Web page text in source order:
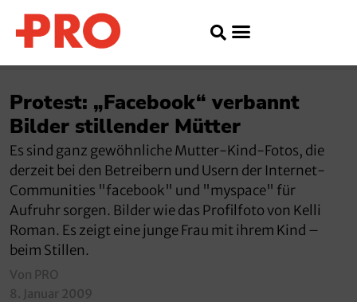
Protest: „Facebook“ verbannt
Bilder stillender Mütter
Es sind ganz gewöhnliche Mutter-Kind-Fotos, die
derzeit bei den Betreibern und Usern der Internet-
Communities "facebook" und "myspace" für
Aufruhr sorgen. Bilder wie das Profilfoto von Kelli
Roman. Es zeigt eine junge Frau mit ihrem Kind –
beim Stillen.
Von PRO
8. Januar 2009